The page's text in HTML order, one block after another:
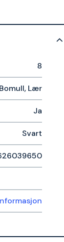
8
Bomull, Lær
Ja
Svart